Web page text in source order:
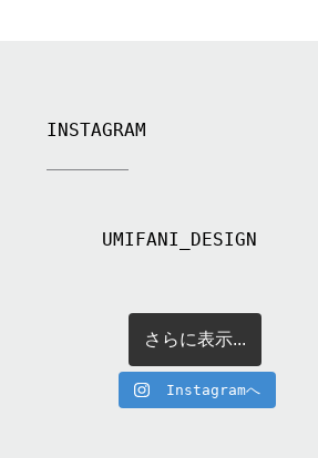
INSTAGRAM
UMIFANI_DESIGN
さらに表示...
Instagramへ